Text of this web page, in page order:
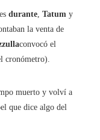
durante, Tatum y
la venta de
convocó el
cronómetro).
muerto y volví a
el que dice algo del